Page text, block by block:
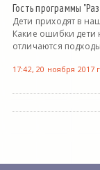
Гость программы
Дети приходят в
Какие ошибки
отличаются
17:42, 20 ноября 2017